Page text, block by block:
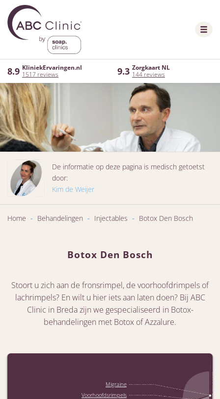
8.9 KliniekErvaringen.nl
1517 reviews
9.3 Zorgkaart NL
144 reviews
De informatie op deze pagina is medisch getoetst
door:
Kim de Weijer
Home - Behandelingen - Injectables - Botox Den Bosch
Botox Den Bosch
Stoort u zich aan de fronsrimpel, de voorhoofdrimpels of
lachrimpels? En wilt u hier iets aan laten doen? Bij ABC
Clinic in Breda zijn we gespecialiseerd in Botox-
behandelingen met Botox of Azzalure.
Migraine
Voorhoofdsrimpels